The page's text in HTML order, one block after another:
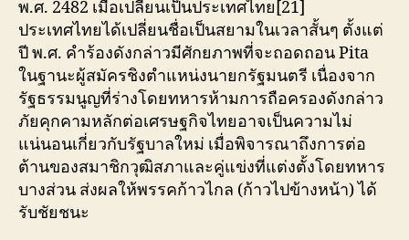
พ.ศ. 2482 เมื่อเปลี่ยนเป็นประเทศไทย[21]
ประเทศไทยได้เปลี่ยนชื่อเป็นสยามในเวลาสั้นๆ ตั้งแต่
ปี พ.ศ. คำร้องดังกล่าวมีศักยภาพที่จะถอดถอน Pita
ในฐานะผู้สมัครชิงตำแหน่งนายกรัฐมนตรี เนื่องจาก
รัฐธรรมนูญที่ร่างโดยทหารห้ามการถือครองดังกล่าว
ภัยคุกคามหลักต่อเศรษฐกิจไทยอาจเป็นความไม่
แน่นอนเกี่ยวกับรัฐบาลใหม่ เมื่อพิจารณาถึงการต่อ
ต้านของสมาชิกวุฒิสภาและคู่แข่งที่แต่งตั้งโดยทหาร
บางส่วน ส่งผลให้พรรคก้าวไกล (ก้าวไปข้างหน้า) ได้
รับชัยชนะ